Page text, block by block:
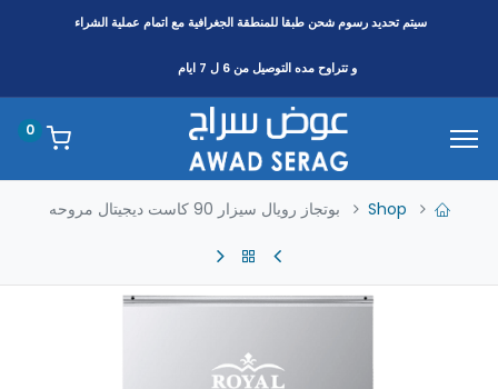
سيتم تحديد رسوم شحن طبقا للمنطقةالجغرافية مع اتمام عملية الشراء
و تتراوح مده التوصيل من 6 ل 7 ايام
0
Shop بوتجاز رويال سيزار 90 كاست ديجيتال مروحه